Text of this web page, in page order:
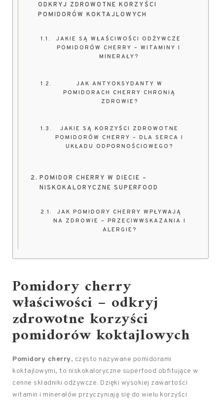
ODKRYJ ZDROWOTNE KORZYŚCI
POMIDORÓW KOKTAJLOWYCH
JAKIE SĄ WŁAŚCIWOŚCI ODŻYWCZE
POMIDORÓW CHERRY – WITAMINY I
MINERAŁY?
JAK ANTYOKSYDANTY W
POMIDORACH CHERRY CHRONIĄ
ZDROWIE?
JAKIE SĄ KORZYŚCI ZDROWOTNE
POMIDORÓW CHERRY – DLA SERCA I
UKŁADU ODPORNOŚCIOWEGO?
POMIDOR CHERRY W DIECIE –
NISKOKALORYCZNE SUPERFOOD
JAK POMIDORY CHERRY WPŁYWAJĄ
NA ZDROWIE – PRZECIWWSKAZANIA I
ALERGIE?
Pomidory cherry
właściwości – odkryj
zdrowotne korzyści
pomidorów koktajlowych
Pomidory cherry, często nazywane pomidorami
koktajlowymi, to niskokaloryczne superfood obfitujące w
cenne składniki odżywcze. Dzięki wysokiej zawartości
witamin i minerałów przyczyniają się do wielu korzyści